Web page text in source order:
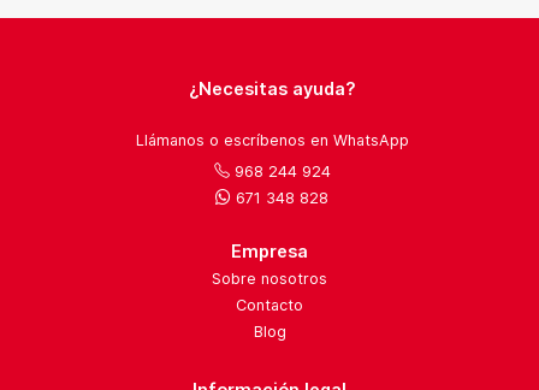
¿Necesitas ayuda?
Llámanos o escríbenos en WhatsApp
968 244 924
671 348 828
Empresa
Sobre nosotros
Contacto
Blog